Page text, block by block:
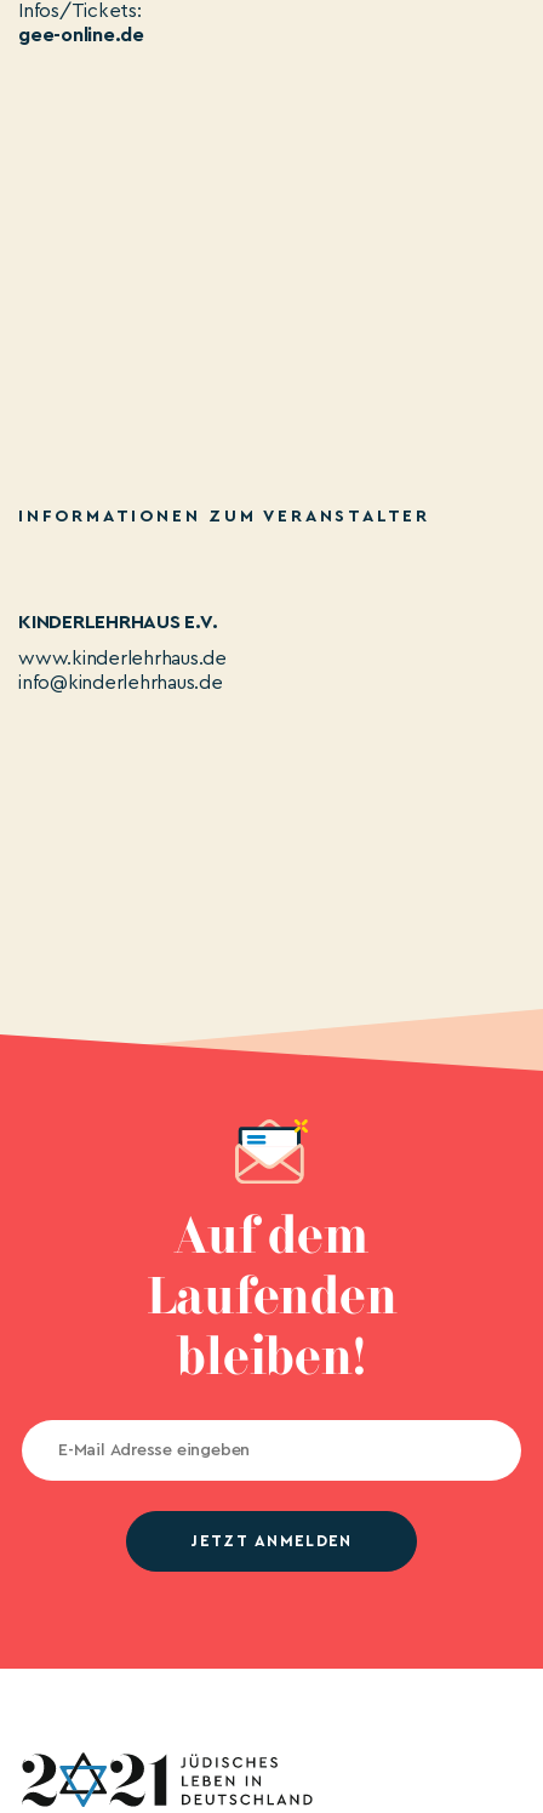
Infos/Tickets:
gee-online.de
INFORMATIONEN ZUM VERANSTALTER
KINDERLEHRHAUS E.V.
www.kinderlehrhaus.de
info@kinderlehrhaus.de
Auf dem
Laufenden
bleiben!
JETZT ANMELDEN